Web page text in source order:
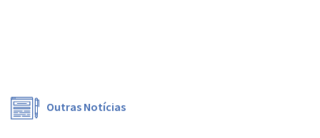
Outras Notícias